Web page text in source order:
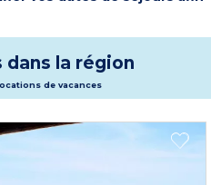
la région
de vacances